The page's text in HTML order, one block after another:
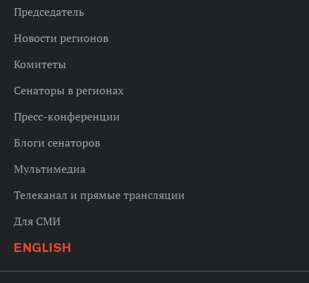
Председатель
Новости регионов
Комитеты
Сенаторы в регионах
Пресс-конференции
Блоги сенаторов
Мультимедиа
Телеканал и прямые трансляции
Для СМИ
ENGLISH